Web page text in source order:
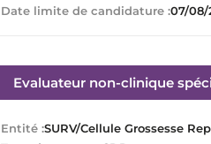
Date limite de candidature :07/08/
Evaluateur non-clinique
Entité :SURV/Cellule Grossesse